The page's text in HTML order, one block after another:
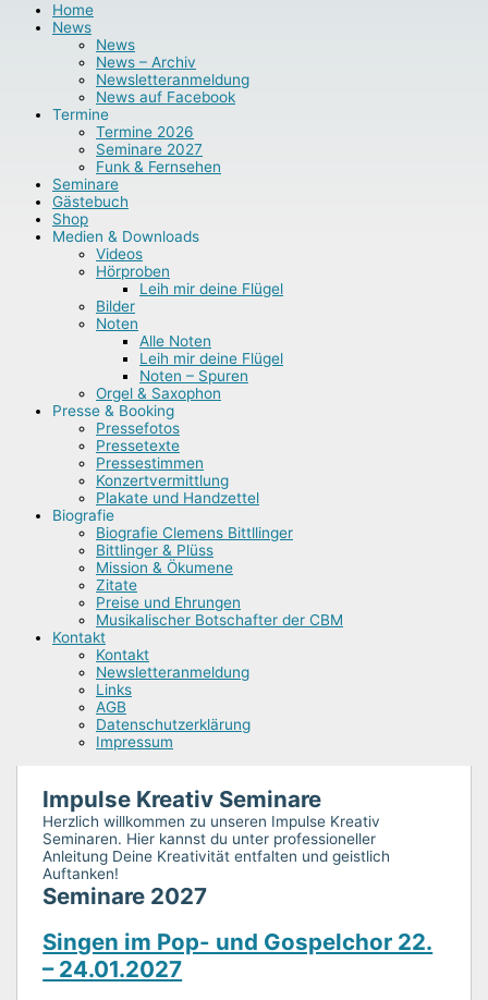
Home
News
News
News – Archiv
Newsletteranmeldung
News auf Facebook
Termine
Termine 2026
Seminare 2027
Funk & Fernsehen
Seminare
Gästebuch
Shop
Medien & Downloads
Videos
Hörproben
Leih mir deine Flügel
Bilder
Noten
Alle Noten
Leih mir deine Flügel
Noten – Spuren
Orgel & Saxophon
Presse & Booking
Pressefotos
Pressetexte
Pressestimmen
Konzertvermittlung
Plakate und Handzettel
Biografie
Biografie Clemens Bittllinger
Bittlinger & Plüss
Mission & Ökumene
Zitate
Preise und Ehrungen
Musikalischer Botschafter der CBM
Kontakt
Kontakt
Newsletteranmeldung
Links
AGB
Datenschutzerklärung
Impressum
Impulse Kreativ Seminare
Herzlich willkommen zu unseren Impulse Kreativ
Seminaren. Hier kannst du unter professioneller
Anleitung Deine Kreativität entfalten und geistlich
Auftanken!
Seminare 2027
Singen im Pop- und Gospelchor 22.
– 24.01.2027